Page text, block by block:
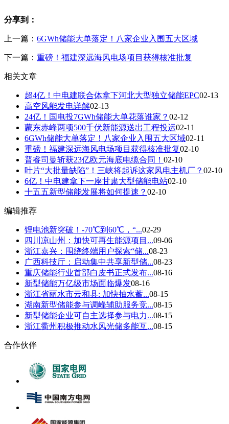
分享到：
上一篇： 6GWh储能大单落定！八家企业入围五大区域
下一篇： 重磅！福建深远海风电场项目获得核准批复
相关文章
超4亿！中电建联合体拿下河北大型独立储能EPC02-13
高空风能发电详解02-13
24亿！国电投7GWh储能大单花落谁家？ 02-12
蒙东赤峰两项500千伏新能源送出工程投运02-11
6GWh储能大单落定！八家企业入围五大区域02-11
重磅！福建深远海风电场项目获得核准批复02-10
普睿司曼斩获23亿欧元海底电缆合同！ 02-10
叶片“大批量缺陷”！三峡将起诉这家风电主机厂？ 02-10
6亿！中电建拿下一座甘肃大型储能电站02-10
十五五新型储能发展将如何提速？ 02-10
编辑推荐
锂电池新突破！-70℃到60℃，“...02-29
四川凉山州：加快可再生能源项目...09-06
浙江嘉兴：围绕终端用户探索“储...08-23
广西科技厅：启动集中共享新型储...08-23
重庆储能行业首部白皮书正式发布...08-16
新型储能万亿级市场面临爆发08-16
浙江省丽水市云和县: 加快抽水蓄...08-15
湖南新型储能参与调峰辅助服务竞...08-15
新型储能企业可自主选择参与电力...08-15
浙江衢州积极推动水风光储多能互...08-15
合作伙伴